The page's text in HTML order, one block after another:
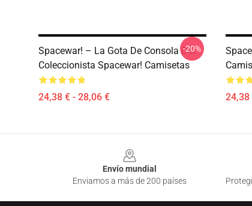
Spacewar! – La Gota De Consola Del
Coleccionista Spacewar! Camisetas
24,38 € - 28,06 €
-20%
24,38
Envío mundial
Enviamos a más de 200 países